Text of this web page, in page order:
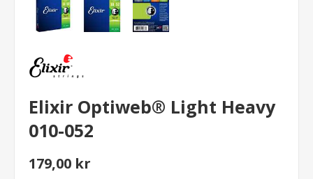
Elixir Optiweb® Light Heavy
010-052
179,00 kr